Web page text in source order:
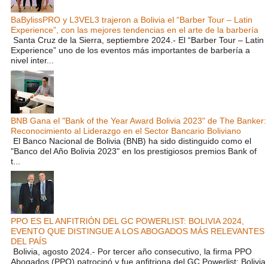
BaBylissPRO y L3VEL3 trajeron a Bolivia el “Barber Tour – Latin
Experience”, con las mejores tendencias en el arte de la barbería
Santa Cruz de la Sierra, septiembre 2024.- El “Barber Tour – Latin
Experience” uno de los eventos más importantes de barbería a
nivel inter...
BNB Gana el "Bank of the Year Award Bolivia 2023" de The Banker:
Reconocimiento al Liderazgo en el Sector Bancario Boliviano
El Banco Nacional de Bolivia (BNB) ha sido distinguido como el
"Banco del Año Bolivia 2023" en los prestigiosos premios Bank of
t...
PPO ES EL ANFITRIÓN DEL GC POWERLIST: BOLIVIA 2024,
EVENTO QUE DISTINGUE A LOS ABOGADOS MÁS RELEVANTES
DEL PAÍS
Bolivia, agosto 2024.- Por tercer año consecutivo, la firma PPO
Abogados (PPO) patrocinó y fue anfitriona del GC Powerlist: Bolivia